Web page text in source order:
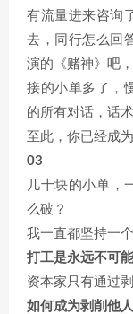
有流量进来咨询
去，同行怎么回
演的《赌神》吧
接的小单多了，
的所有对话，话
至此，你已经成
03
几十块的小单，
么破？
我一直都坚持一个
打工是永远不可
资本家只有通过
如何成为剥削他